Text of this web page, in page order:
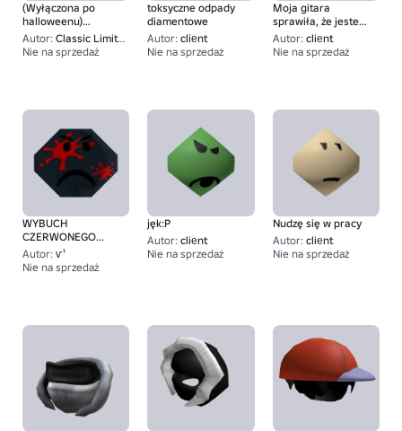
(Wyłączona po
halloweenu)
Halloweenowa
Czapka Pirata
Autor: Classic Limiteds
Nie na sprzedaż
1
toksyczne odpady
diamentowe
Autor: cliеnt
Nie na sprzedaż
95
Moja gitara
sprawiła, że jestem
sławny...
Autor: cliеnt
Nie na sprzedaż
WYBUCH
CZERWONEGO
KETCHUPU
Autor: ѵ¹
Nie na sprzedaż
jęk:P
Autor: cliеnt
Nie na sprzedaż
95
Nudzę się w pracy
Autor: cliеnt
Nie na sprzedaż